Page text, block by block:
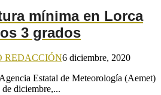
mínima en Lorca
3 grados
REDACCIÓN6 diciembre, 2020
Estatal de Meteorología (Aemet)
diciembre,...